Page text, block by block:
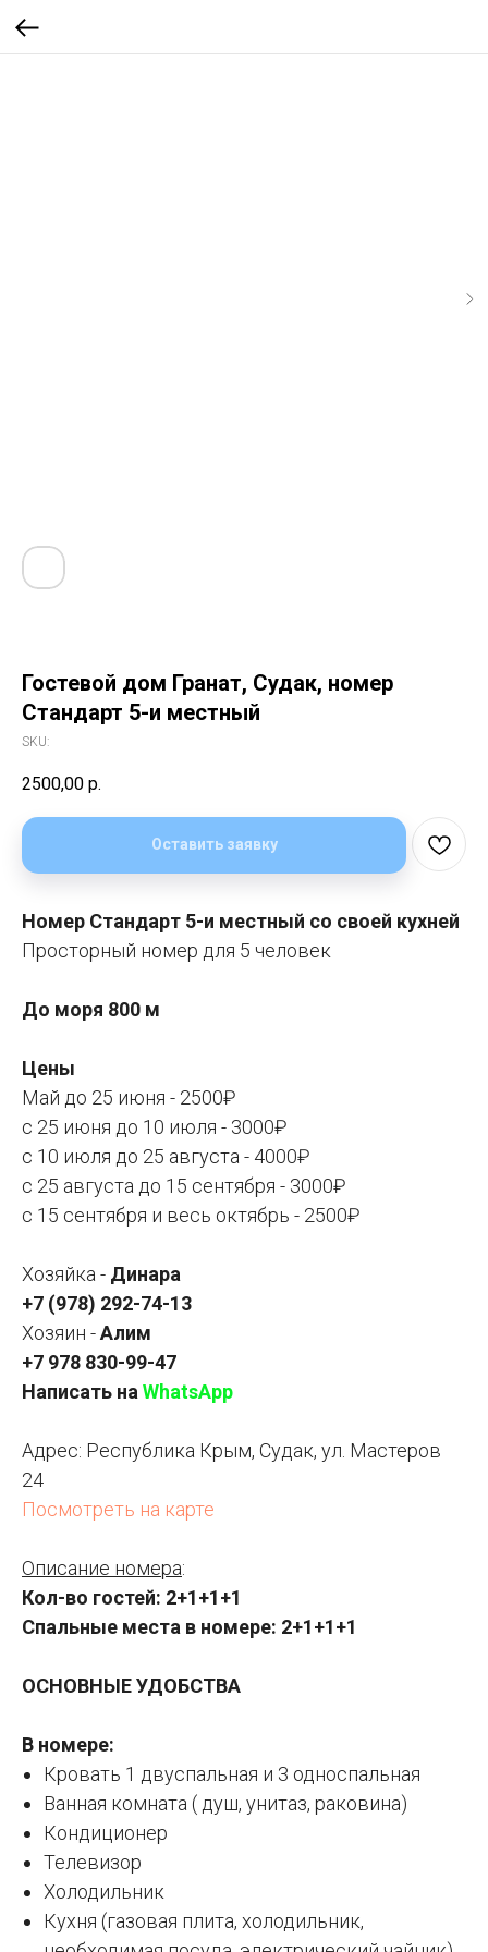
Гостевой дом Гранат, Судак, номер
Стандарт 5-и местный
SKU:
2500,00 р.
Оставить заявку
Номер Стандарт 5-и местный со своей кухней
Просторный номер для 5 человек
До моря 800 м
Цены
Май до 25 июня - 2500₽
с 25 июня до 10 июля - 3000₽
с 10 июля до 25 августа - 4000₽
с 25 августа до 15 сентября - 3000₽
с 15 сентября и весь октябрь - 2500₽
Хозяйка - Динара
+7 (978) 292-74-13
Хозяин -Алим
+7 978 830-99-47
Написать на WhatsApp
Адрес: Республика Крым, Судак, ул. Мастеров
24
Посмотреть на карте
Описание номера:
Кол-во гостей: 2+1+1+1
Спальные места в номере: 2+1+1+1
ОСНОВНЫЕ УДОБСТВА
В номере:
Кровать 1 двуспальная и 3 односпальная
Ванная комната ( душ, унитаз, раковина)
Кондиционер
Телевизор
Холодильник
Кухня (газовая плита, холодильник,